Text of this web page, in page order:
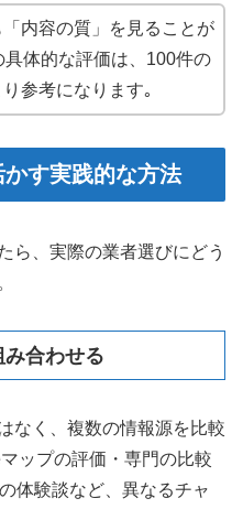
内容の質」を見ることが
体的な評価は、100件の
参考になります｡
す実践的な方法
ら、実際の業者選びにどう
合わせる
なく、複数の情報源を比較
ップの評価・専門の比較
体験談など、異なるチャ